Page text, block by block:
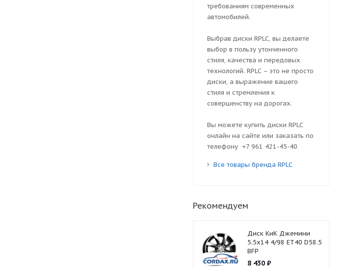
требованиям современных
автомобилей.
Выбрав диски RPLC, вы делаете
выбор в пользу утонченного
стиля, качества и передовых
технологий. RPLC – это не просто
диски, а выражение вашего
стиля и стремления к
совершенству на дорогах.
Вы можете купить диски RPLC
онлайн на сайте или заказать по
телефону +7 961 421-45-40
Все товары бренда RPLC
Рекомендуем
Диск КиК Джемини
5.5x14 4/98 ET40 D58.5
BFP
8 430₽